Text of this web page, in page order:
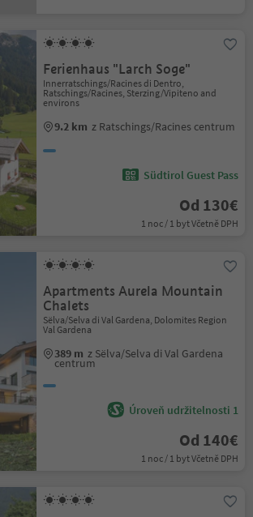
Ferienhaus "Larch Soge"
Innerratschings/Racines di Dentro,
Ratschings/Racines, Sterzing/Vipiteno and
environs
9.2 km z Ratschings/Racines centrum
Südtirol Guest Pass
Od 130€
1 noc / 1 byt Včetně DPH
Apartments Aurela Mountain
Chalets
Sëlva/Selva di Val Gardena, Dolomites Region
Val Gardena
389 m z Sëlva/Selva di Val Gardena
centrum
Úroveň udržitelnosti 1
Od 140€
1 noc / 1 byt Včetně DPH